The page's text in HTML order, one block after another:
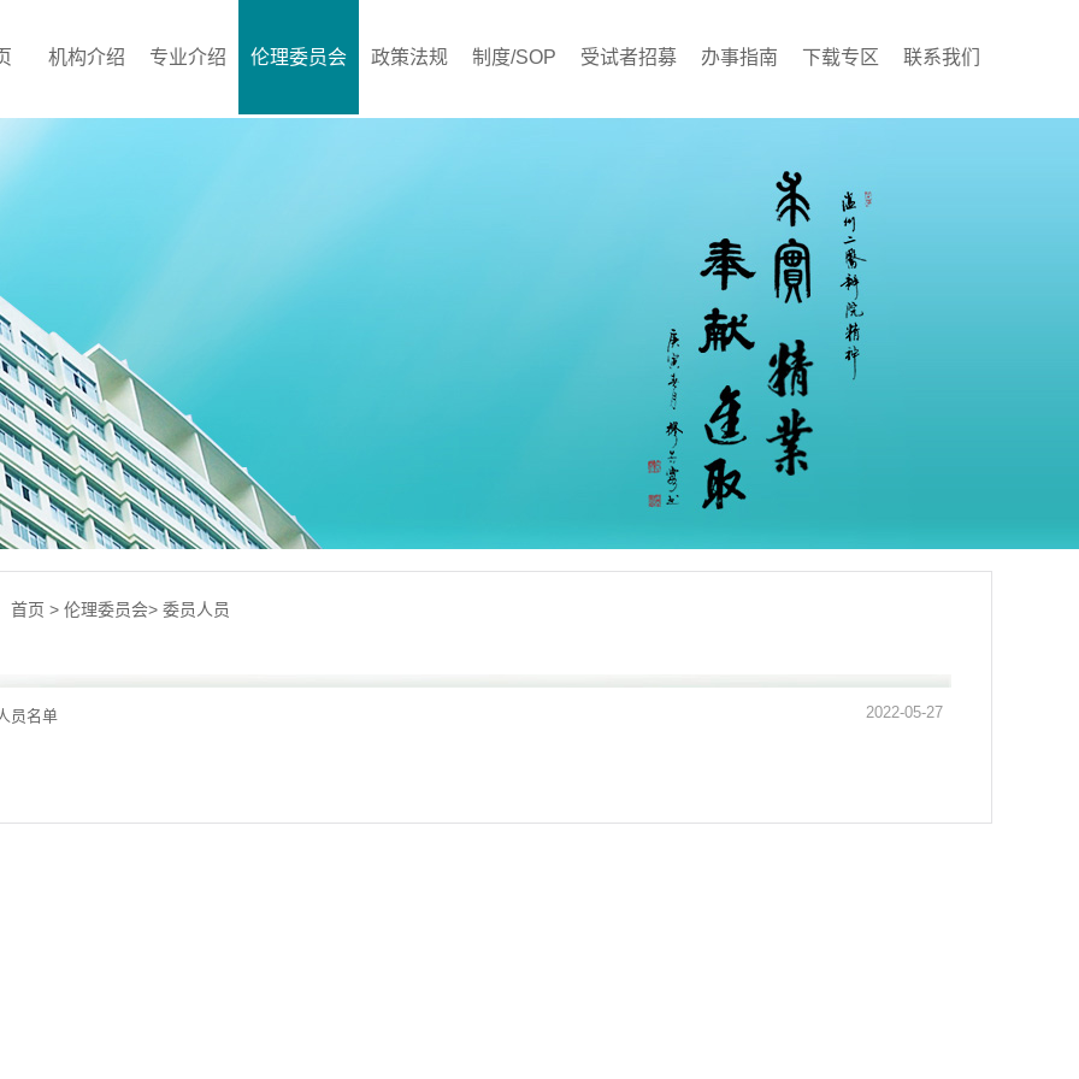
机构介绍 专业介绍 伦理委员会 政策法规 制度/SOP 受试者招募 办事指南 下载专区 联系我们
首页 > 伦理委员会> 委员人员
2022-05-27
员名单